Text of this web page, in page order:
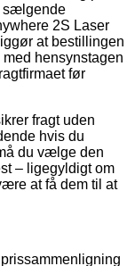
sælgende
2S Laser
at bestillingen
hensynstagen
før
fragt uden
hvis du
du vælge den
– ligegyldigt om
at få dem til at